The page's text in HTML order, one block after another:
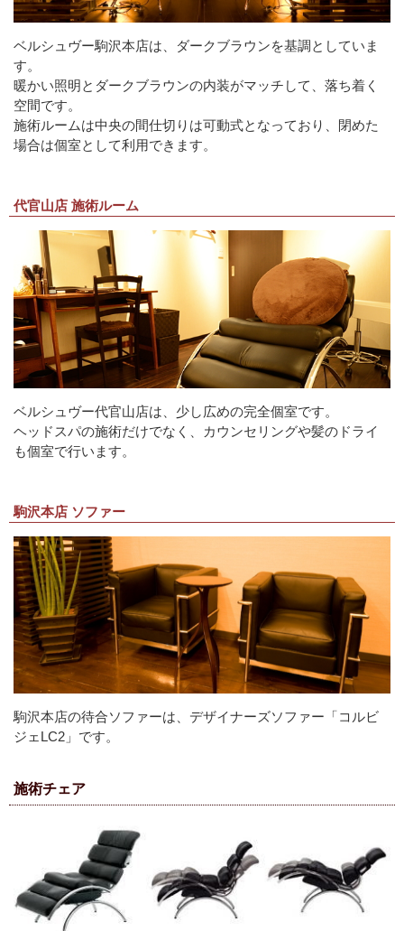
ベルシュヴー駒沢本店は、ダークブラウンを基調としていま
す。
暖かい照明とダークブラウンの内装がマッチして、落ち着く
空間です。
施術ルームは中央の間仕切りは可動式となっており、閉めた
場合は個室として利用できます。
代官山店 施術ルーム
ベルシュヴー代官山店は、少し広めの完全個室です。
ヘッドスパの施術だけでなく、カウンセリングや髪のドライ
も個室で行います。
駒沢本店 ソファー
駒沢本店の待合ソファーは、デザイナーズソファー「コルビ
ジェLC2」です。
施術チェア